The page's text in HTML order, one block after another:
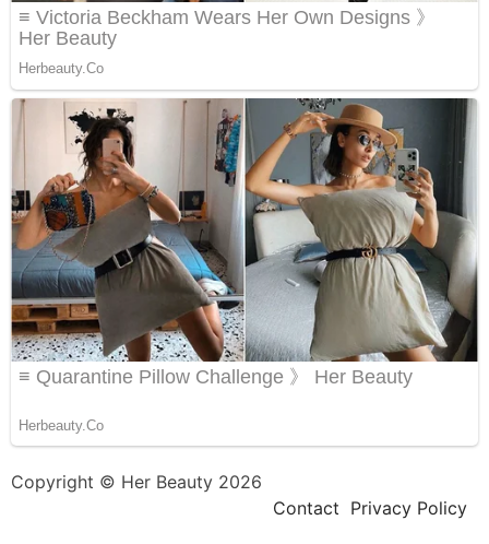
Copyright © Her Beauty 2026
Contact Privacy Policy